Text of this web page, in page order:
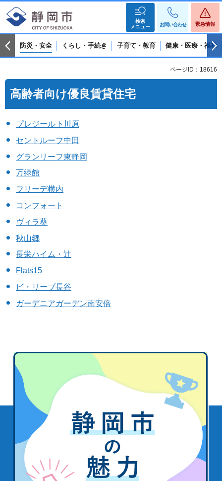
検索
メニュー
お問い合わせ 緊急情報
防災・安全 くらし・手続き 子育て・教育 健康・医療・福祉
ページID：18616
高齢者向け優良賃貸住宅
プレジール下川原
セントルーフ中田
グランリーフ東静岡
万緑館
フリーデ横内
コンフォート
ヴィラ葵
秋山郷
長栄ハイム・辻
Flats15
ビ・リーブ長谷
ガーデニアガーデン南安倍